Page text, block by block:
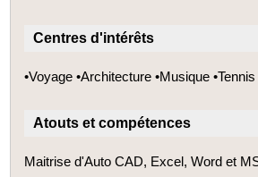
Centres d'intérêts
•Voyage •Architecture •Musique •Tennis
Atouts et compétences
Maitrise d'Auto CAD, Excel, Word et